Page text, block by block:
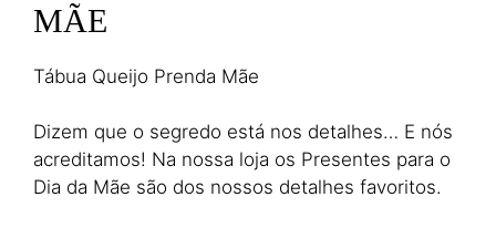
MÃE
Tábua Queijo Prenda Mãe
Dizem que o segredo está nos detalhes… E nós
acreditamos! Na nossa loja os Presentes para o
Dia da Mãe são dos nossos detalhes favoritos.